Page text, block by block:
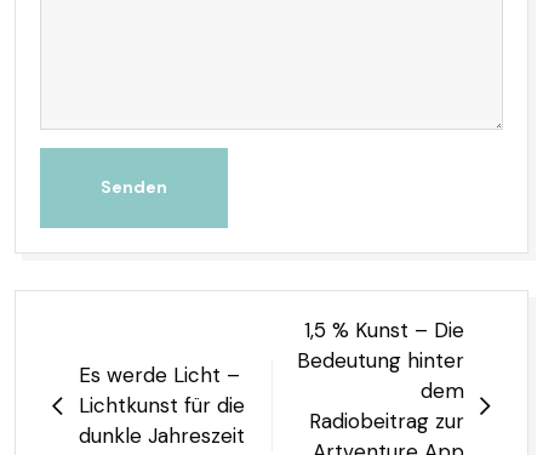
Senden
Es werde Licht –
Lichtkunst für die
dunkle Jahreszeit
1,5 % Kunst – Die
Bedeutung hinter
dem
Radiobeitrag zur